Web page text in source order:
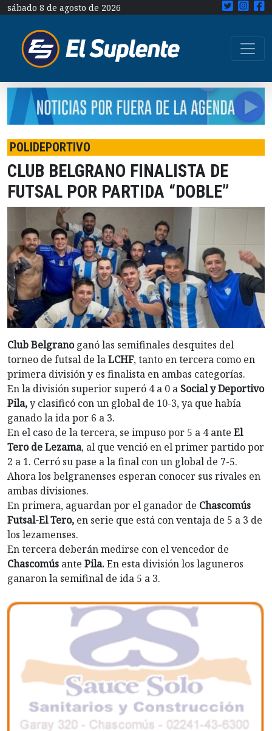
sábado 8 de agosto de 2026
POLIDEPORTIVO
CLUB BELGRANO FINALISTA DE
FUTSAL POR PARTIDA “DOBLE”
Club Belgranoganó las semifinales desquites del
torneo de futsal de laLCHF, tanto en tercera como en
primera división y es finalista en ambas categorías.
En la división superior superó 4 a 0 a Social y Deportivo
Pila,y clasificó con un global de 10-3, ya que había
ganado la ida por 6 a 3.
En el caso de la tercera, se impuso por 5 a 4 ante El
Tero de Lezama, al que venció en el primer partido por
2 a 1. Cerró su pase a la final con un global de 7-5.
Ahora los belgranenses esperan conocer sus rivales en
ambas divisiones.
En primera, aguardan por el ganador de Chascomús
Futsal-El Tero, en serie que está con ventaja de 5 a 3 de
los lezamenses.
En tercera deberán medirse con el vencedor de
Chascomús ante Pila.En esta división los laguneros
ganaron la semifinal de ida 5 a 3.